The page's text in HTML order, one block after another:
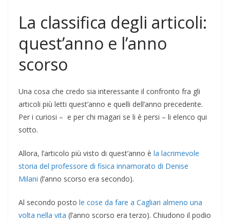
La classifica degli articoli:
quest’anno e l’anno
scorso
Una cosa che credo sia interessante il confronto fra gli
articoli più letti quest’anno e quelli dell’anno precedente.
Per i curiosi – e per chi magari se li è persi – li elenco qui
sotto.
Allora, l’articolo più visto di quest’anno è la lacrimevole
storia del professore di fisica innamorato di Denise
Milani (l’anno scorso era secondo).
Al secondo posto le cose da fare a Cagliari almeno una
volta nella vita (l’anno scorso era terzo). Chiudono il podio